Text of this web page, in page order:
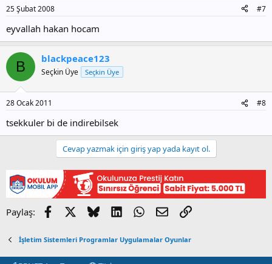
25 Şubat 2008 #7
eyvallah hakan hocam
B blackpeace123
Seçkin Üye Seçkin Üye
28 Ocak 2011 #8
tsekkuler bi de indirebilsek
Cevap yazmak için giriş yap yada kayıt ol.
Paylaş: Facebook BlueskyLinkedInWhatsApp
E-postaLink
İşletim Sistemleri Programlar Uygulamalar Oyunlar